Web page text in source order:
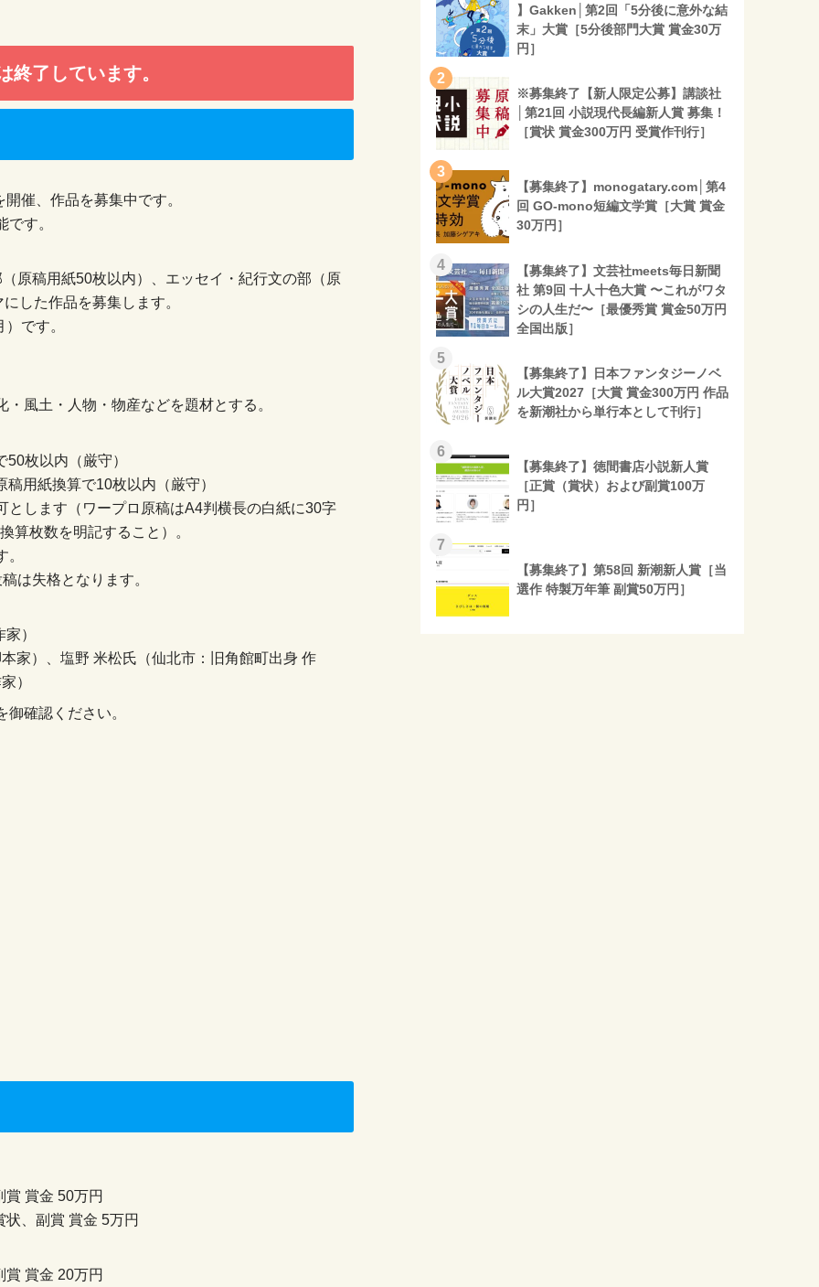
終了しています。
催、作品を募集中です。
す。
原稿用紙50枚以内）、エッセイ・紀行文の部（原
した作品を募集します。
です。
風土・人物・物産などを題材とする。
枚以内（厳守）
用紙換算で10枚以内（厳守）
します（ワープロ原稿はA4判横長の白紙に30字
算枚数を明記すること）。
は失格となります。
）
家）、塩野 米松氏（仙北市：旧角館町出身 作
）
確認ください。
賞金 50万円
、副賞 賞金 5万円
賞金 20万円
】Gakken│第2回「5分後に意外な結
末」大賞［5分後部門大賞 賞金30万
円］
2
※募集終了【新人限定公募】講談社
│第21回 小説現代長編新人賞 募集！
［賞状 賞金300万円 受賞作刊行］
3
【募集終了】monogatary.com│第4
回 GO-mono短編文学賞［大賞 賞金
30万円］
4
【募集終了】文芸社meets毎日新聞
社 第9回 十人十色大賞 〜これがワタ
シの人生だ〜［最優秀賞 賞金50万円
全国出版］
5
【募集終了】日本ファンタジーノベ
ル大賞2027［大賞 賞金300万円 作品
を新潮社から単行本として刊行］
6
【募集終了】徳間書店小説新人賞
［正賞（賞状）および副賞100万
円］
7
【募集終了】第58回 新潮新人賞［当
選作 特製万年筆 副賞50万円］